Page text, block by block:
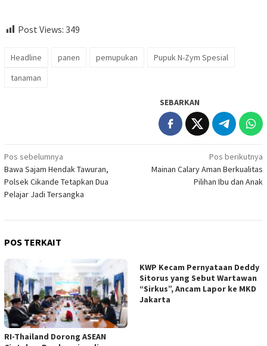
Post Views: 349
Headline panen pemupukan
Pupuk N-Zym Spesial
tanaman
SEBARKAN
Navigasi
pos
Pos sebelumnya
Bawa Sajam Hendak Tawuran,
Polsek Cikande Tetapkan Dua
Pelajar Jadi Tersangka
Pos berikutnya
Mainan Calary Aman Berkualitas
Pilihan Ibu dan Anak
POS TERKAIT
RI-Thailand Dorong ASEAN
KWP Kecam Pernyataan Deddy
Sitorus yang Sebut Wartawan
“Sirkus”, Ancam Lapor ke MKD
Jakarta